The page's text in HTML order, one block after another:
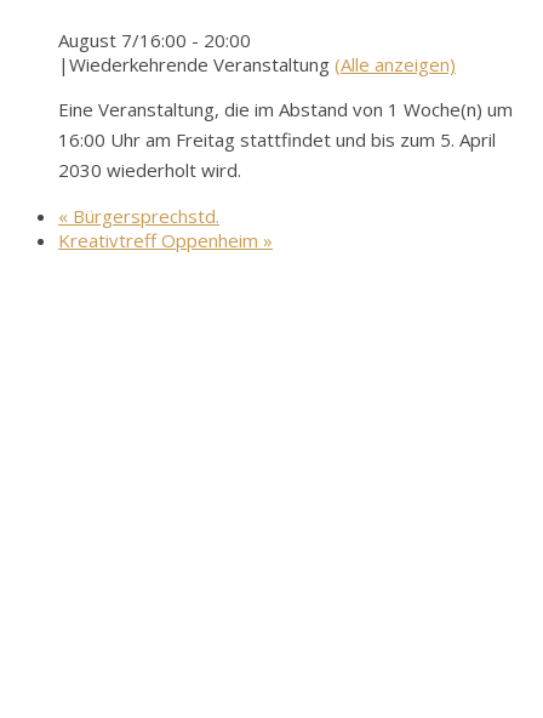
August 7/16:00 - 20:00
| Wiederkehrende Veranstaltung (Alle anzeigen)
Eine Veranstaltung, die im Abstand von 1 Woche(n) um
16:00 Uhr am Freitag stattfindet und bis zum 5. April
2030 wiederholt wird.
« Bürgersprechstd.
Kreativtreff Oppenheim »